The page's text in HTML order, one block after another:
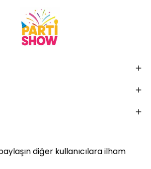
diğer kullanıcılara ilham